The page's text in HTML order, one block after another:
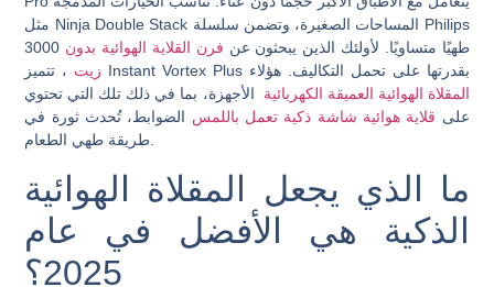
مثل Ninja Double Stack المساحات الصغيرة، وتضمن سلسلة Philips
3000 طهيًا متساويًا. لأولئك الذين يبحثون عن فرن القلاية الهوائية بدون
زيت
، تتميز Instant Vortex Plus بقدرتها على تحمل التكاليف. هؤلاء
المقلاة الهوائية العميقة الكهربائية
الأجهزة، بما في ذلك تلك التي تحتوي
على قلاية هوائية شاشة ذكية تعمل باللمس الضوابط، تُحدث ثورة في
طريقة طهي الطعام.
ما الذي يجعل المقلاة الهوائية
الذكية هي الأفضل في عام